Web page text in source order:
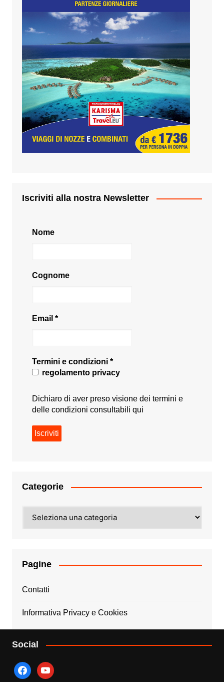
Iscriviti alla nostra Newsletter
Nome
Cognome
Email *
Termini e condizioni *
regolamento privacy
Dichiaro di aver preso visione dei termini e
delle condizioni consultabili qui
Categorie
Pagine
Contatti
Informativa Privacy e Cookies
Social
facebookyoutube